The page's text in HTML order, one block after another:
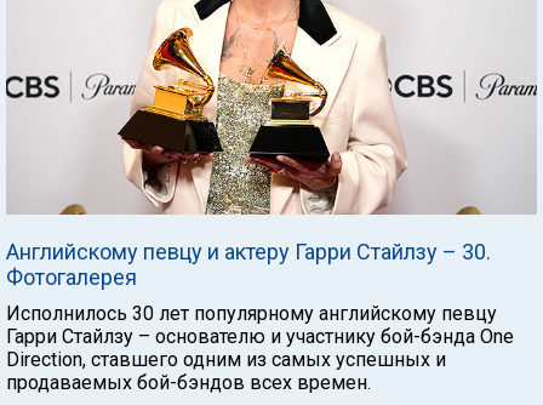
Английскому певцу и актеру Гарри Стайлзу – 30.
Фотогалерея
Исполнилось 30 лет популярному английскому певцу
Гарри Стайлзу – основателю и участнику бой-бэнда One
Direction, ставшего одним из самых успешных и
продаваемых бой-бэндов всех времен.